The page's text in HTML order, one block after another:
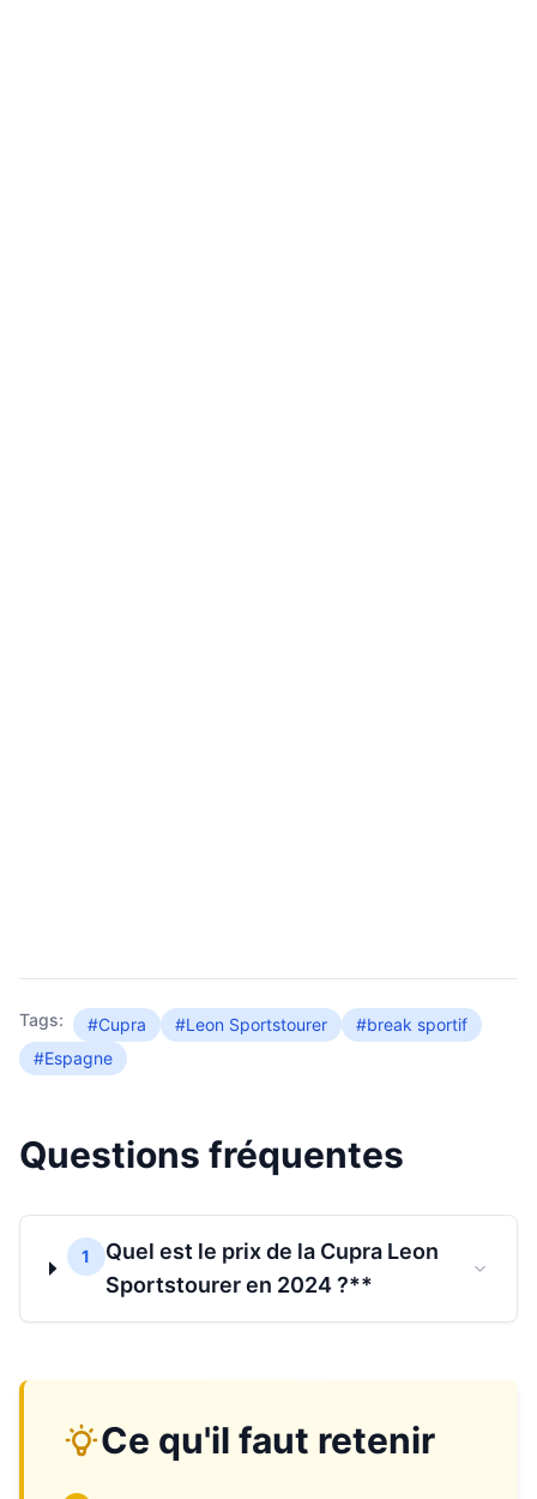
Tags: #Cupra #Leon Sportstourer
#break sportif
#Espagne
Questions fréquentes
1
Quel est le prix de la Cupra Leon
Sportstourer en 2024 ?**
Ce qu'il faut retenir